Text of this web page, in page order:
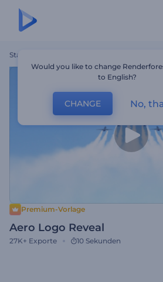
Startseite
Premium-Vorlage
Aero Logo Reveal
27K+ Exporte 10 Sekunden
Would you like to change
to English?
CHANGE No,